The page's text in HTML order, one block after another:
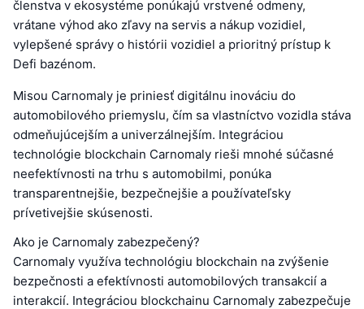
členstva v ekosystéme ponúkajú vrstvené odmeny,
vrátane výhod ako zľavy na servis a nákup vozidiel,
vylepšené správy o histórii vozidiel a prioritný prístup k
Defi bazénom.
Misou Carnomaly je priniesť digitálnu inováciu do
automobilového priemyslu, čím sa vlastníctvo vozidla stáva
odmeňujúcejším a univerzálnejším. Integráciou
technológie blockchain Carnomaly rieši mnohé súčasné
neefektívnosti na trhu s automobilmi, ponúka
transparentnejšie, bezpečnejšie a používateľsky
prívetivejšie skúsenosti.
Ako je Carnomaly zabezpečený?
Carnomaly využíva technológiu blockchain na zvýšenie
bezpečnosti a efektívnosti automobilových transakcií a
interakcií. Integráciou blockchainu Carnomaly zabezpečuje